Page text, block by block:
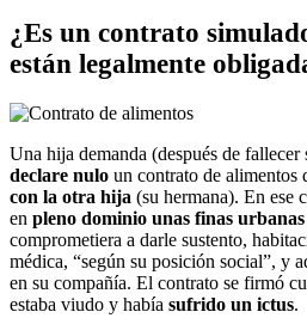
¿Es un contrato
están legalmente
Una hija demanda (después de fallecer
declare nulo un contrato de alimentos
con la otra hija (su hermana). En ese
en pleno dominio unas finas urbanas
comprometiera a darle sustento,
médica, “según su posición social”, y
en su compañía. El contrato se firmó
estaba viudo y había sufrido un ictus.